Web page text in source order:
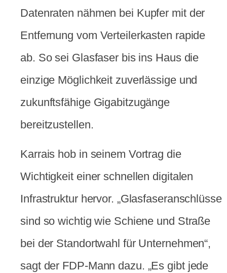
Datenraten nähmen bei Kupfer mit der
Entfernung vom Verteilerkasten rapide
ab. So sei Glasfaser bis ins Haus die
einzige Möglichkeit zuverlässige und
zukunftsfähige Gigabitzugänge
bereitzustellen.
Karrais hob in seinem Vortrag die
Wichtigkeit einer schnellen digitalen
Infrastruktur hervor. „Glasfaseranschlüsse
sind so wichtig wie Schiene und Straße
bei der Standortwahl für Unternehmen“,
sagt der FDP-Mann dazu. „Es gibt jede